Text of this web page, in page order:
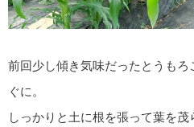
前回少し傾き気味だったとうも
ぐに。
しっかりと土に根を張って葉を